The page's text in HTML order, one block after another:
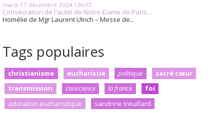
mardi 17 décembre 2024 19h32
Consécration de l'autel de Notre-Dame de Paris...
Homélie de Mgr Laurent Ulrich – Messe de...
Tags populaires
christianisme eucharistie politique
sacré cœur
transmission
conscience la france
foi
adoration eucharistique
sandrine treuillard